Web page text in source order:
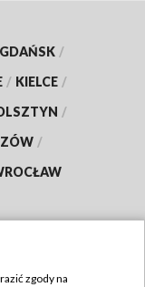
GDAŃSK /
/ KIELCE /
/
/
zgody na